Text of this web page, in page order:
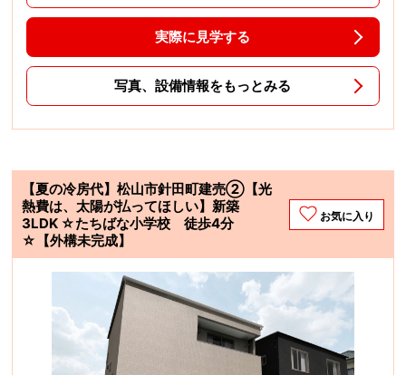
実際に見学する
写真、設備情報をもっとみる
【夏の冷房代】松山市針田町建売②【光
熱費は、太陽が払ってほしい】新築
3LDK ☆たちばな小学校 徒歩4分
☆【外構未完成】
お気に入り